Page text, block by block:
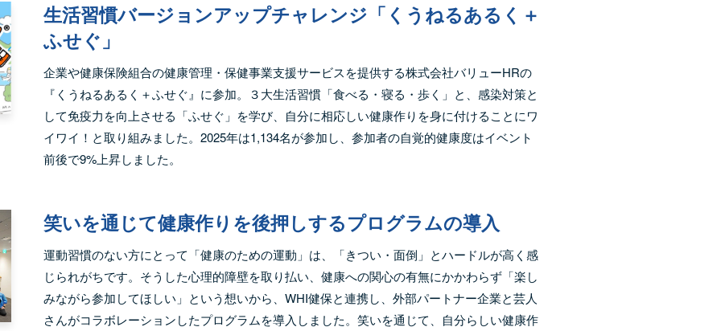
生活習慣バージョンアップチャレンジ「くうねるあるく＋
ふせぐ」
企業や健康保険組合の健康管理・保健事業支援サービスを提供する株式会社バリューHRの
『くうねるあるく＋ふせぐ』に参加。３大生活習慣「食べる・寝る・歩く」と、感染対策と
して免疫力を向上させる「ふせぐ」を学び、自分に相応しい健康作りを身に付けることにワ
イワイ！と取り組みました。2025年は1,134名が参加し、参加者の自覚的健康度はイベント
前後で9%上昇しました。
笑いを通じて健康作りを後押しするプログラムの導入
運動習慣のない方にとって「健康のための運動」は、「きつい・面倒」とハードルが高く感
じられがちです。そうした心理的障壁を取り払い、健康への関心の有無にかかわらず「楽し
みながら参加してほしい」という想いから、WHI健保と連携し、外部パートナー企業と芸人
さんがコラボレーションしたプログラムを導入しました。笑いを通じて、自分らしい健康作